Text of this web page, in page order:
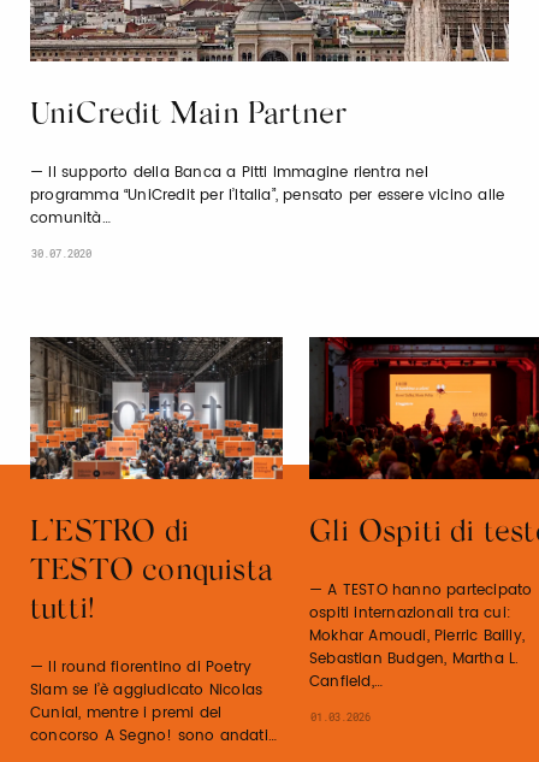
UniCredit Main Partner
Il supporto della Banca a Pitti Immagine rientra nel
programma “UniCredit per l’Italia”, pensato per essere vicino alle
comunità…
30.07.2020
L’ESTRO di
TESTO conquista
tutti!
Il round fiorentino di Poetry
Slam se l’è aggiudicato Nicolas
Cunial, mentre i premi del
concorso A Segno! sono andati…
Gli Ospiti di
A TESTO hanno partecipato
ospiti internazionali tra cui:
Mokhar Amoudi, Pierric Bailly,
Sebastian Budgen, Martha L.
Canfield,…
01.03.2026